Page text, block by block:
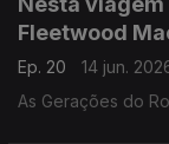
Fleetwood
Ep. 20
14 jun.
As Gerações do